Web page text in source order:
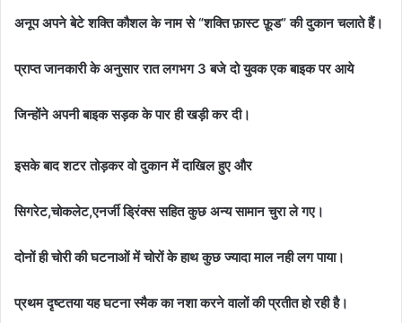
अनूप अपने बेटे शक्ति कौशल के नाम से “शक्ति फ़ास्ट फ़ूड” की दुकान चलाते हैं।
प्राप्त जानकारी के अनुसार रात लगभग 3 बजे दो युवक एक बाइक पर आये
जिन्होंने अपनी बाइक सड़क के पार ही खड़ी कर दी।
इसके बाद शटर तोड़कर वो दुकान में दाखिल हुए और
सिगरेट,चोकलेट,एनर्जी ड्रिंक्स सहित कुछ अन्य सामान चुरा ले गए।
दोनों ही चोरी की घटनाओं में चोरों के हाथ कुछ ज्यादा माल नही लग पाया।
प्रथम दृष्टतया यह घटना स्मैक का नशा करने वालों की प्रतीत हो रही है।